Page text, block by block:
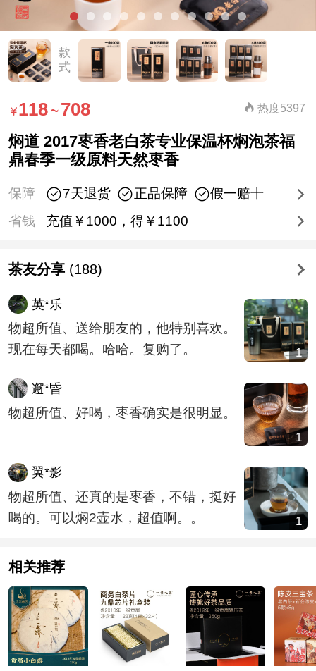
款
式
118~ 708 热度5397
焖道 2017枣香老白茶专业保温杯焖泡茶福
鼎春季一级原料天然枣香
保障 7天退货 正品保障
假一赔十
省钱
充值￥1000，得￥1100
茶友分享 (188)
1
英*乐
物超所值、送给朋友的，他特别喜欢。
现在每天都喝。哈哈。复购了。
1
邂*昏
物超所值、好喝，枣香确实是很明显。
1
翼*影
物超所值、还真的是枣香，不错，挺好
喝的。可以焖2壶水，超值啊。。
相关推荐